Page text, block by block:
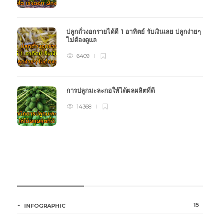
ปลูกถั่วงอกรายได้ดี 1 อาทิตย์ รับเงินเลย ปลูกง่ายๆ
ไม่ต้องดูแล
6409
การปลูกมะละกอให้ได้ผลผลิตที่ดี
14368
INFOGRAPHIC 15